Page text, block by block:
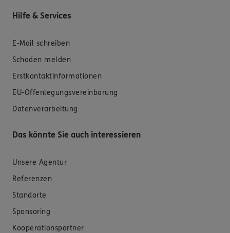
Hilfe & Services
E-Mail schreiben
Schaden melden
Erstkontaktinformationen
EU-Offenlegungsvereinbarung
Datenverarbeitung
Das könnte Sie auch interessieren
Unsere Agentur
Referenzen
Standorte
Sponsoring
Kooperationspartner